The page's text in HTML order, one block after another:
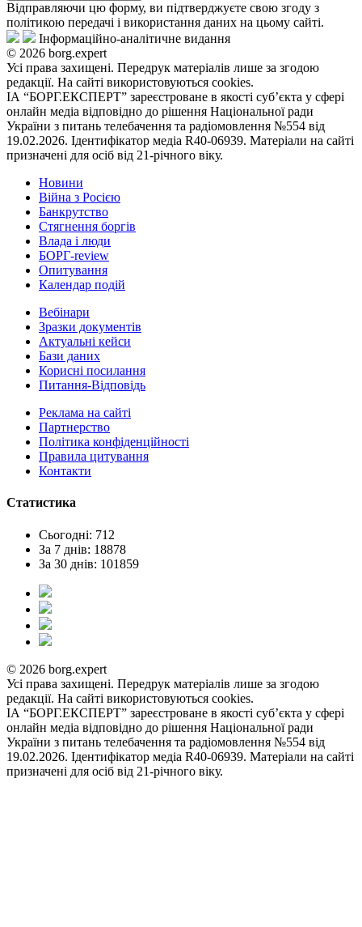
Відправляючи цю форму, ви підтверджуєте свою згоду з
політикою передачі і використання даних на цьому сайті.
Інформаційно-аналітичне видання
© 2026 borg.expert
Усі права захищені. Передрук матеріалів лише за згодою
редакції. На сайті використовуються cookies.
ІА “БОРГ.ЕКСПЕРТ” зареєстроване в якості суб’єкта у сфері
онлайн медіа відповідно до рішення Національної ради
України з питань телебачення та радіомовлення №554 від
19.02.2026. Ідентифікатор медіа R40-06939. Матеріали на сайті
призначені для осіб від 21-річного віку.
Новини
Війна з Росією
Банкрутство
Стягнення боргiв
Влада i люди
БОРГ-review
Опитування
Календар подій
Вебінари
Зразки документів
Актуальні кейси
Бази даних
Корисні посилання
Питання-Відповідь
Реклама на сайтi
Партнерство
Політика конфіденційності
Правила цитування
Контакти
Статистика
Сьогодні: 712
За 7 днів: 18878
За 30 днів: 101859
© 2026 borg.expert
Усі права захищені. Передрук матеріалів лише за згодою
редакції. На сайті використовуються cookies.
ІА “БОРГ.ЕКСПЕРТ” зареєстроване в якості суб’єкта у сфері
онлайн медіа відповідно до рішення Національної ради
України з питань телебачення та радіомовлення №554 від
19.02.2026. Ідентифікатор медіа R40-06939. Матеріали на сайті
призначені для осіб від 21-річного віку.